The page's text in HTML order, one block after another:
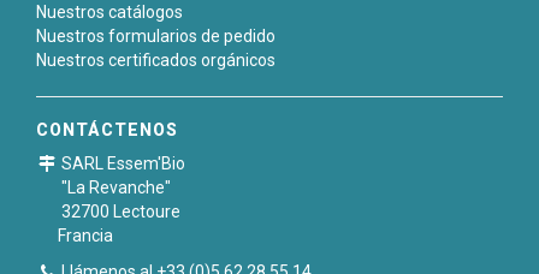
Nuestros catálogos
Nuestros formularios de pedido
Nuestros certificados orgánicos
CONTÁCTENOS
SARL Essem'Bio
"La Revanche"
32700 Lectoure
Francia